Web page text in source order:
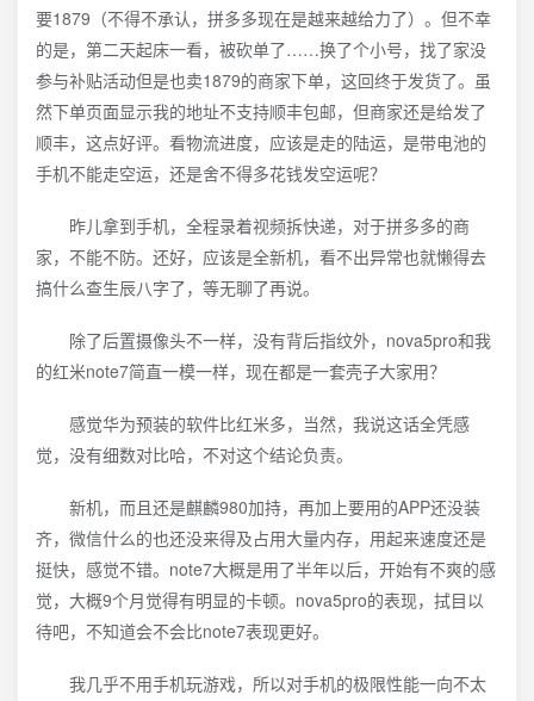
要1879（不得不承认，拼多多现在是越来越给力了）。但不幸
的是，第二天起床一看，被砍单了……换了个小号，找了家没
参与补贴活动但是也卖1879的商家下单，这回终于发货了。虽
然下单页面显示我的地址不支持顺丰包邮，但商家还是给发了
顺丰，这点好评。看物流进度，应该是走的陆运，是带电池的
手机不能走空运，还是舍不得多花钱发空运呢？
昨儿拿到手机，全程录着视频拆快递，对于拼多多的商
家，不能不防。还好，应该是全新机，看不出异常也就懒得去
搞什么查生辰八字了，等无聊了再说。
除了后置摄像头不一样，没有背后指纹外，nova5pro和我
的红米note7简直一模一样，现在都是一套壳子大家用？
感觉华为预装的软件比红米多，当然，我说这话全凭感
觉，没有细数对比哈，不对这个结论负责。
新机，而且还是麒麟980加持，再加上要用的APP还没装
齐，微信什么的也还没来得及占用大量内存，用起来速度还是
挺快，感觉不错。note7大概是用了半年以后，开始有不爽的感
觉，大概9个月觉得有明显的卡顿。nova5pro的表现，拭目以
待吧，不知道会不会比note7表现更好。
我几乎不用手机玩游戏，所以对手机的极限性能一向不太